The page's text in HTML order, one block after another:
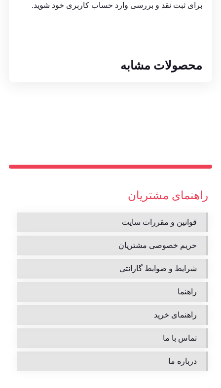
برای ثبت نقد و بررسی وارد حساب کاربری خود شوید.
محصولات مشابه
راهنمای مشتریان
قوانین و مقررات سایت
حریم خصوصی مشتریان
شرایط و ضوابط گارانتی
راهنما
راهنمای خرید
تماس با ما
درباره ما